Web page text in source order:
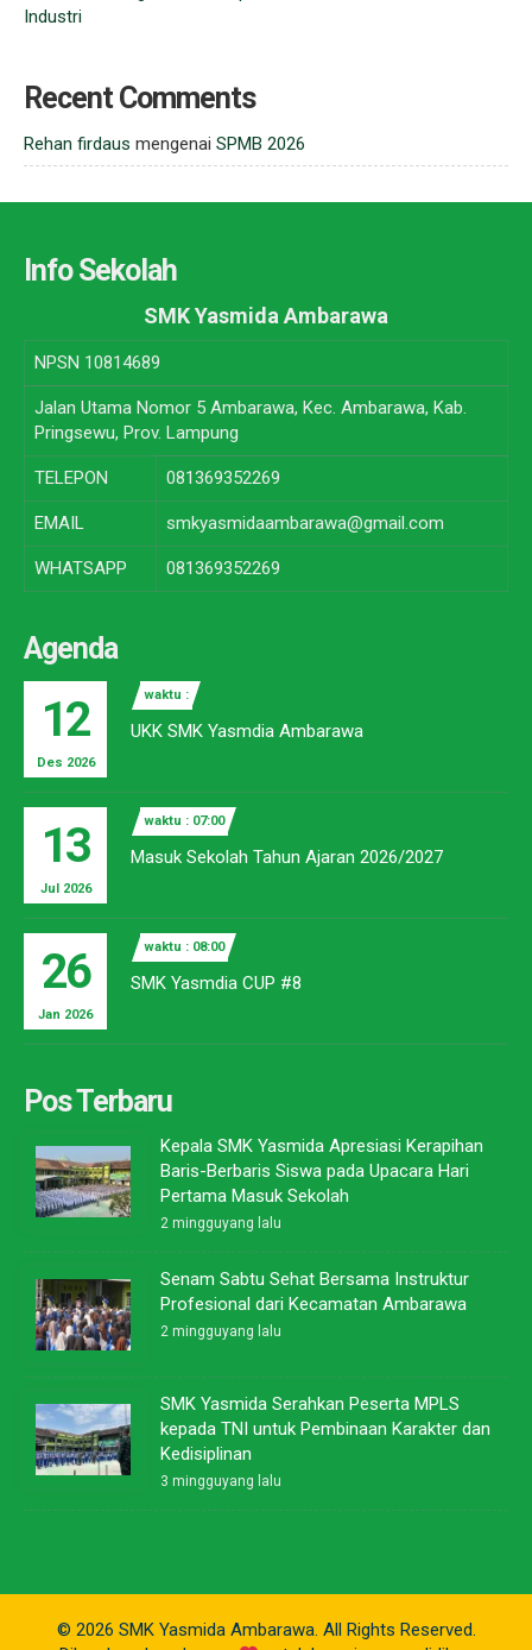
Industri
Recent Comments
Rehan firdaus mengenai SPMB 2026
Info Sekolah
SMK Yasmida Ambarawa
NPSN 10814689
Jalan Utama Nomor 5 Ambarawa, Kec. Ambarawa, Kab.
Pringsewu, Prov. Lampung
TELEPON 081369352269
EMAIL smkyasmidaambarawa@gmail.com
WHATSAPP 081369352269
Agenda
12
Des 2026
waktu :
UKK SMK Yasmdia Ambarawa
13
Jul 2026
waktu : 07:00
Masuk Sekolah Tahun Ajaran 2026/2027
26
Jan 2026
waktu : 08:00
SMK Yasmdia CUP #8
Pos Terbaru
Kepala SMK Yasmida Apresiasi Kerapihan
Baris-Berbaris Siswa pada Upacara Hari
Pertama Masuk Sekolah
2 mingguyang lalu
Senam Sabtu Sehat Bersama Instruktur
Profesional dari Kecamatan Ambarawa
2 mingguyang lalu
SMK Yasmida Serahkan Peserta MPLS
kepada TNI untuk Pembinaan Karakter dan
Kedisiplinan
3 mingguyang lalu
© 2026 SMK Yasmida Ambarawa. All Rights Reserved.